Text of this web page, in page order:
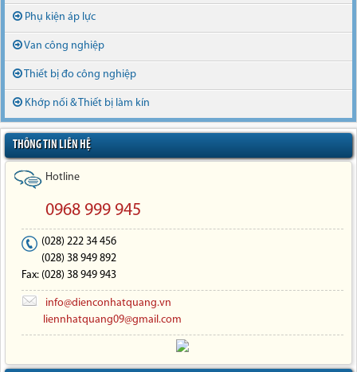
Phụ kiện áp lực
Van công nghiệp
Thiết bị đo công nghiệp
Khớp nối & Thiết bị làm kín
THÔNG TIN LIÊN HỆ
Hotline
0968 999 945
(028) 222 34 456
(028) 38 949 892
Fax: (028) 38 949 943
info@dienconhatquang.vn
liennhatquang09@gmail.com